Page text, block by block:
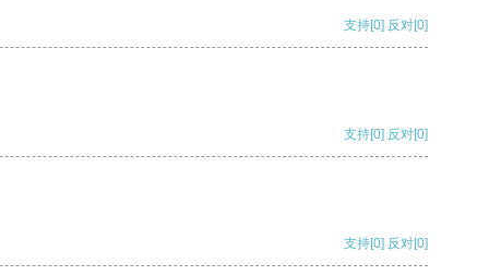
支持[0] 反对[0]
支持[0] 反对[0]
支持[0] 反对[0]